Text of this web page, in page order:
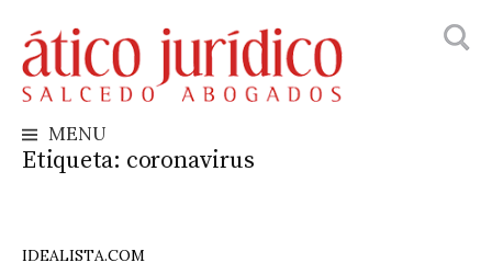
to
content
MENU
Etiqueta: coronavirus
IDEALISTA.COM